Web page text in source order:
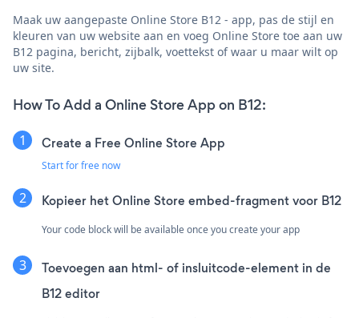
Maak uw aangepaste Online Store B12 - app, pas de stijl en
kleuren van uw website aan en voeg Online Store toe aan uw
B12 pagina, bericht, zijbalk, voettekst of waar u maar wilt op
uw site.
How To Add a Online Store App on B12:
Create a Free Online Store App
Start for free now
Kopieer het Online Store embed-fragment voor B12
Your code block will be available once you create your app
Toevoegen aan html- of insluitcode-element in de
B12 editor